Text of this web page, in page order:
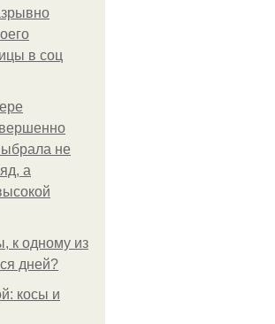
в соц
не
а
к одному из
дней?
косы и